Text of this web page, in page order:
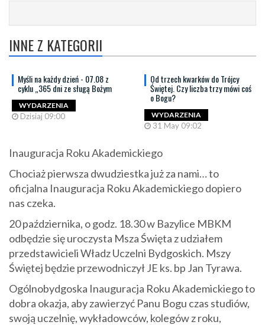
INNE Z KATEGORII
Myśli na każdy dzień - 07.08 z
cyklu „365 dni ze sługą Bożym
WYDARZENIA
Dzisiaj 09:00
Od trzech kwarków do Trójcy
Świętej. Czy liczba trzy mówi coś
o Bogu?
WYDARZENIA
31 May 09:02
Inauguracja Roku Akademickiego
Chociaż pierwsza dwudziestka już za nami… to
oficjalna Inauguracja Roku Akademickiego dopiero
nas czeka.
20 października, o godz. 18.30 w Bazylice MBKM
odbędzie się uroczysta Msza Święta z udziałem
przedstawicieli Władz Uczelni Bydgoskich. Mszy
Świętej będzie przewodniczył JE ks. bp Jan Tyrawa.
Ogólnobydgoska Inauguracja Roku Akademickiego to
dobra okazja, aby zawierzyć Panu Bogu czas studiów,
swoją uczelnię, wykładowców, kolegów z roku,